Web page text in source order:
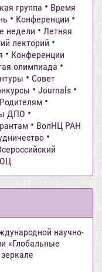
группа • Время
• Конференции •
недели • Летняя
лекторий •
• Конференции
олимпиада •
• Совет
• Journals •
Родителям •
ДПО •
• ВолНЦ РАН
•
научно-
«Глобальные